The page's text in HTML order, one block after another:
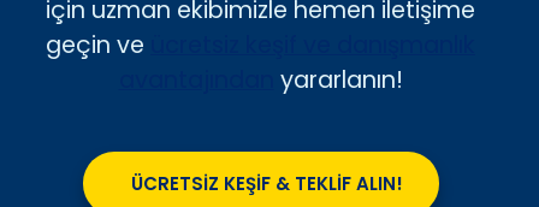
için uzman ekibimizle hemen iletişime
geçin ve
yararlanın!
ÜCRETSİZ KEŞİF & TEKLİF ALIN!